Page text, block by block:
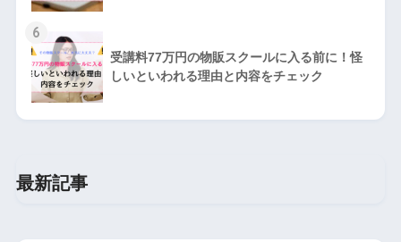
6
受講料77万円の物販スクールに入る前に！怪
しいといわれる理由と内容をチェック
最新記事